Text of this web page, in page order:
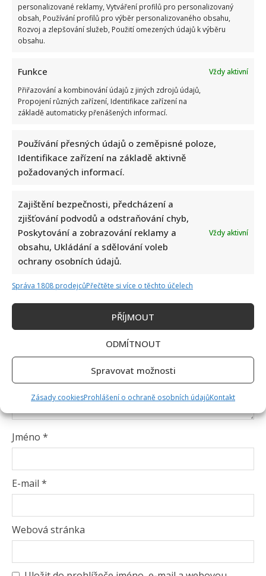
personalizované reklamy, Vytváření profilů pro personalizovaný
obsah, Používání profilů pro výběr personalizovaného obsahu,
Rozvoj a zlepšování služeb, Použití omezených údajů k výběru
obsahu.
Funkce
Vždy aktivní
Přiřazování a kombinování údajů z jiných zdrojů údajů,
Propojení různých zařízení, Identifikace zařízení na
základě automaticky přenášených informací.
Používání přesných údajů o zeměpisné poloze,
Identifikace zařízení na základě aktivně
požadovaných informací.
Zajištění bezpečnosti, předcházení a
zjišťování podvodů a odstraňování chyb,
Poskytování a zobrazování reklamy a
obsahu, Ukládání a sdělování voleb
ochrany osobních údajů.
Vždy aktivní
Správa 1808 prodejcůPřečtěte si více o těchto účelech
PŘÍJMOUT
ODMÍTNOUT
Spravovat možnosti
Zásady cookiesProhlášení o ochraně osobních údajůKontakt
Napsat komentář
Vaše e-mailová adresa nebude zveřejněna.
Vyžadované informace jsou označeny
Jméno *
E-mail *
Webová stránka